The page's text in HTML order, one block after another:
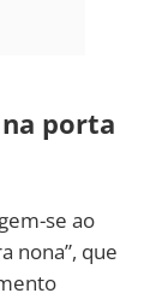
porta
se ao
nona”, que